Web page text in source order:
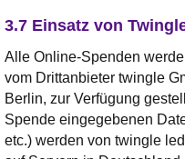
3.7 Einsatz von
Alle Online-Spenden
vom Drittanbieter twingle
Berlin, zur Verfügung
Spende eingegebenen
etc.) werden von twingle